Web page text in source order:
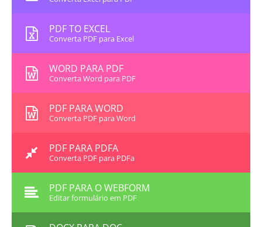
PDF TO EXCEL
Converta PDF para Excel
WORD PARA PDF
Converta Word para PDF
PDF PARA WORD
Converta PDF para Word
PDF PARA PDFA
Converta PDF para PDFa
PDF PARA O WEBFORM
Editar formulário em PDF